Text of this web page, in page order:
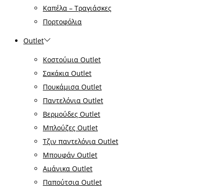
Καπέλα – Τραγιάσκες
Πορτοφόλια
Outlet
Κοστούμια Outlet
Σακάκια Outlet
Πουκάμισα Outlet
Παντελόνια Outlet
Βερμούδες Outlet
Μπλούζες Outlet
Τζιν παντελόνια Outlet
Μπουφάν Outlet
Αμάνικα Outlet
Παπούτσια Outlet